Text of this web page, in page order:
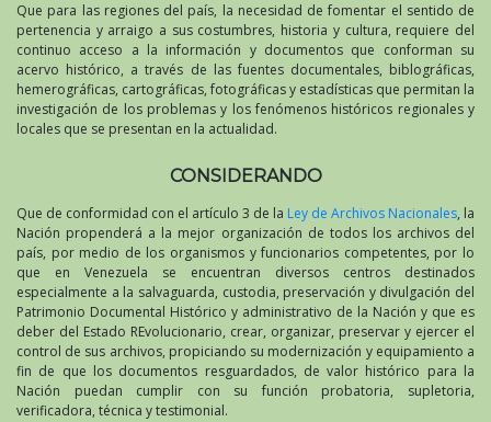
Que para las regiones del país, la necesidad de fomentar el sentido de
pertenencia y arraigo a sus costumbres, historia y cultura, requiere del
continuo acceso a la información y documentos que conforman su
acervo histórico, a través de las fuentes documentales, biblográficas,
hemerográficas, cartográficas, fotográficas y estadísticas que permitan la
investigación de los problemas y los fenómenos históricos regionales y
locales que se presentan en la actualidad.
CONSIDERANDO
Que de conformidad con el artículo 3 de la Ley de Archivos Nacionales, la
Nación propenderá a la mejor organización de todos los archivos del
país, por medio de los organismos y funcionarios competentes, por lo
que en Venezuela se encuentran diversos centros destinados
especialmente a la salvaguarda, custodia, preservación y divulgación del
Patrimonio Documental Histórico y administrativo de la Nación y que es
deber del Estado REvolucionario, crear, organizar, preservar y ejercer el
control de sus archivos, propiciando su modernización y equipamiento a
fin de que los documentos resguardados, de valor histórico para la
Nación puedan cumplir con su función probatoria, supletoria,
verificadora, técnica y testimonial.